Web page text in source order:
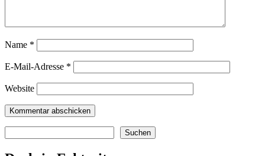
Name *
E-Mail-Adresse *
Website
Suchen